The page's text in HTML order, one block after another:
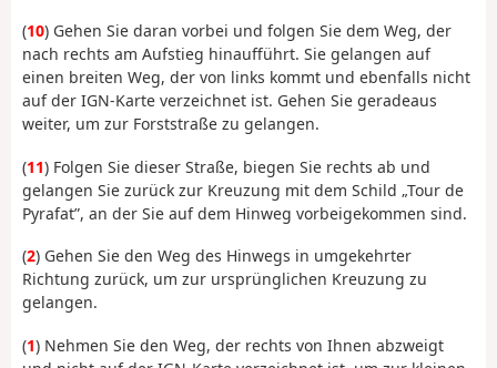
(10) Gehen Sie daran vorbei und folgen Sie dem Weg, der
nach rechts am Aufstieg hinaufführt. Sie gelangen auf
einen breiten Weg, der von links kommt und ebenfalls nicht
auf der IGN-Karte verzeichnet ist. Gehen Sie geradeaus
weiter, um zur Forststraße zu gelangen.
(11) Folgen Sie dieser Straße, biegen Sie rechts ab und
gelangen Sie zurück zur Kreuzung mit dem Schild „Tour de
Pyrafat”, an der Sie auf dem Hinweg vorbeigekommen sind.
(2) Gehen Sie den Weg des Hinwegs in umgekehrter
Richtung zurück, um zur ursprünglichen Kreuzung zu
gelangen.
(1) Nehmen Sie den Weg, der rechts von Ihnen abzweigt